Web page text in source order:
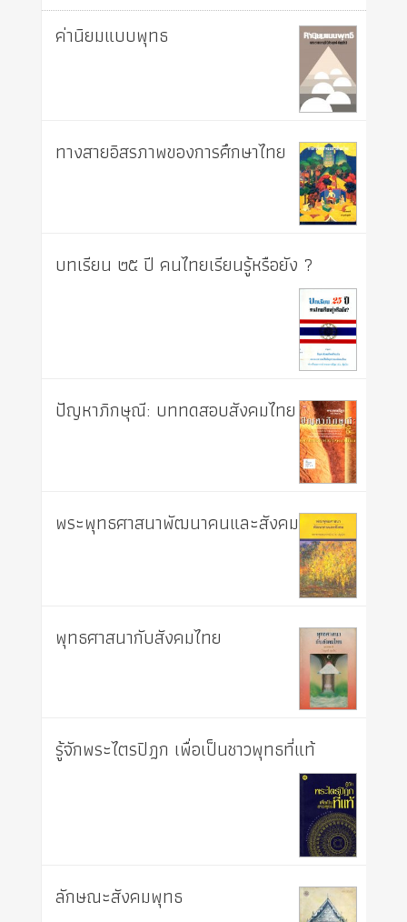
ค่านิยมแบบพุทธ
ทางสายอิสรภาพของการศึกษาไทย
บทเรียน ๒๕ ปี คนไทยเรียนรู้หรือยัง ?
ปัญหาภิกษุณี: บททดสอบสังคมไทย
พระพุทธศาสนาพัฒนาคนและสังคม
พุทธศาสนากับสังคมไทย
รู้จักพระไตรปิฎก เพื่อเป็นชาวพุทธที่แท้
ลักษณะสังคมพุทธ